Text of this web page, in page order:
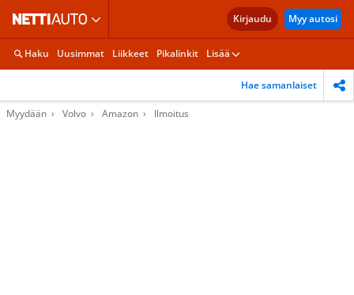
Kirjaudu Myy autosi
Haku Uusimmat Liikkeet Pikalinkit Lisää
Hae samanlaiset
Myydään Volvo Amazon Ilmoitus